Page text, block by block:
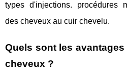
types d'injections. procédures
des cheveux au cuir chevelu.
Quels sont les
cheveux ?